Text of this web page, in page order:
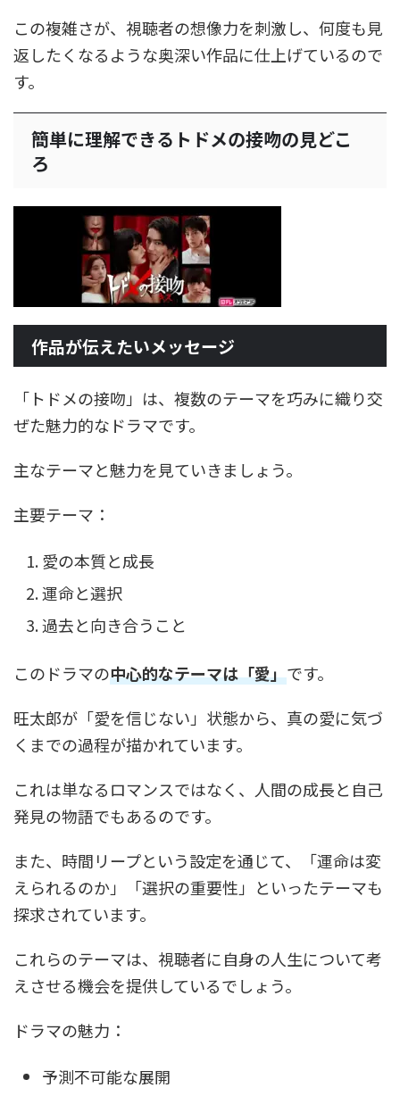
この複雑さが、視聴者の想像力を刺激し、何度も見
返したくなるような奥深い作品に仕上げているので
す。
簡単に理解できるトドメの接吻の見どこ
ろ
作品が伝えたいメッセージ
「トドメの接吻」は、複数のテーマを巧みに織り交
ぜた魅力的なドラマです。
主なテーマと魅力を見ていきましょう。
主要テーマ：
愛の本質と成長
運命と選択
過去と向き合うこと
このドラマの中心的なテーマは「愛」です。
旺太郎が「愛を信じない」状態から、真の愛に気づ
くまでの過程が描かれています。
これは単なるロマンスではなく、人間の成長と自己
発見の物語でもあるのです。
また、時間リープという設定を通じて、「運命は変
えられるのか」「選択の重要性」といったテーマも
探求されています。
これらのテーマは、視聴者に自身の人生について考
えさせる機会を提供しているでしょう。
ドラマの魅力：
予測不可能な展開